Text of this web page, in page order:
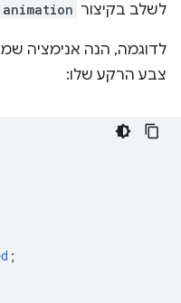
לשלב בקיצור animation
צבע הרקע שלו:
;